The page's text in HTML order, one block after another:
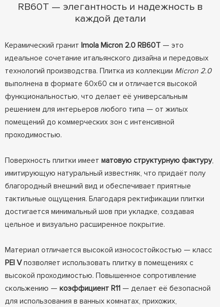
RB60T — элегантность и надежность в
каждой детали
Керамический гранит Imola Micron 2.0 RB60T— это
идеальное сочетание итальянского дизайна и передовых
технологий производства. Плитка из коллекции Micron 2.0
выполнена в формате 60x60 см и отличается высокой
функциональностью, что делает её универсальным
решением для интерьеров любого типа — от жилых
помещений до коммерческих зон с интенсивной
проходимостью.
Поверхность плитки имеет матовую структурную фактуру,
имитирующую натуральный известняк, что придаёт полу
благородный внешний вид и обеспечивает приятные
тактильные ощущения. Благодаря ректификации плитки
достигается минимальный шов при укладке, создавая
цельное и визуально расширенное покрытие.
Материал отличается высокой износостойкостью — класс
PEI Vпозволяет использовать плитку в помещениях с
высокой проходимостью. Повышенное сопротивление
скольжению — коэффициент R11— делает её безопасной
для использования в ванных комнатах, прихожих,